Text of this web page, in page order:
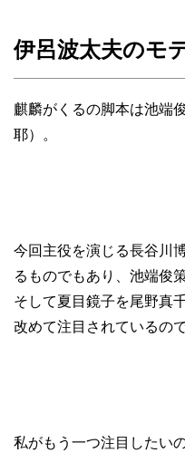
伊呂波太夫のモ
麒麟がくるの脚本は池端
耶）。
今回主役を演じる長谷川
るものでもあり、池端俊
そして夏目鏡子を尾野真
改めて注目されているの
私がもう一つ注目したい